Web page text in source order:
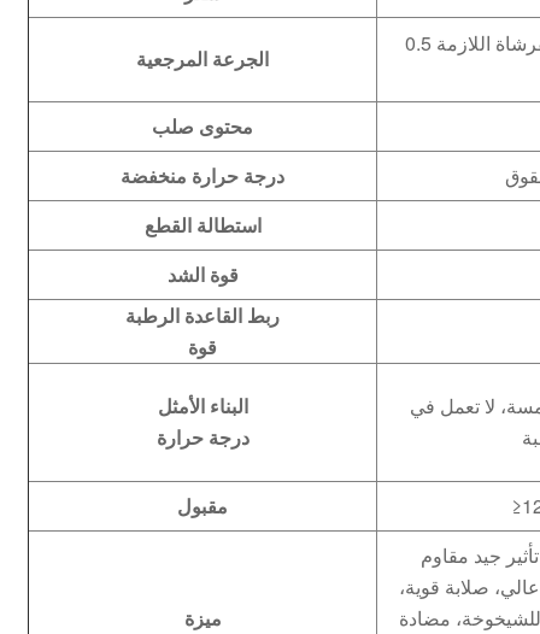
الجرعة المرجعية
0.5 كجم (رش/فرشاة مرة واحدة، اعتمادًا على سمك الفرشاة اللازمة
محتوى صلب
درجة حرارة منخفضة
استطالة القطع
قوة الشد
ربط القاعدة الرطبة
قوة
البناء الأمثل
درجة حرارة
لا تعمل في
مقبول
ميزة
جيد مقاوم
صلابة قوية،
مضادة